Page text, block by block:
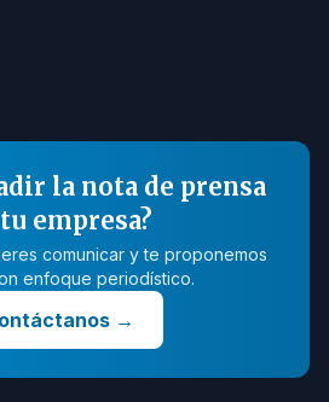
la nota de prensa
empresa?
comunicar y te proponemos
enfoque periodístico.
→